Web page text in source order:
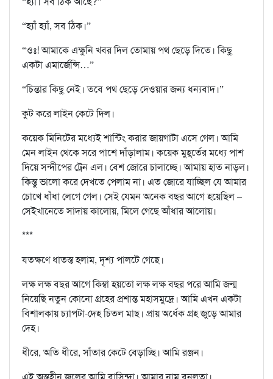
“হ‍্যাঁ হ‍্যাঁ, সব ঠিক।”
“ওঃ! আমাকে এক্ষুনি খবর দিল তোমায় পথ ছেড়ে দিতে। কিছু
একটা এমার্জেন্সি…”
“চিন্তার কিছু নেই। তবে পথ ছেড়ে দেওয়ার জন‍্য ধন‍্যবাদ।”
কুট করে লাইন কেটে দিল।
কয়েক মিনিটের মধ‍্যেই শান্টিং করার জায়গাটা এসে গেল। আমি
মেন লাইন থেকে সরে পাশে দাঁড়ালাম। কয়েক মুহূর্তের মধ‍্যে পাশ
দিয়ে সন্দীপের ট্রেন এল। বেশ জোরে চালাচ্ছে। আমায় হাত নাড়ল।
কিন্তু ভালো করে দেখতে পেলাম না। এত জোরে যাচ্ছিল যে আমার
চোখে ধাঁধা লেগে গেল। সেই যেমন অনেক বছর আগে হয়েছিল –
সেইখানেতে সাদায় কালোয়, মিলে গেছে আঁধার আলোয়।
***
যতক্ষণে ধাতস্ত হলাম, দৃশ‍্য পালটে গেছে।
লক্ষ লক্ষ বছর আগে কিম্বা হয়তো লক্ষ লক্ষ বছর পরে আমি জন্ম
নিয়েছি নতুন কোনো গ্রহের প্রশান্ত মহাসমুদ্রে। আমি এখন একটা
বিশালকায় চ‍্যাপটা-দেহ চিতল মাছ। প্রায় অর্ধেক গ্রহ জুড়ে আমার
দেহ।
ধীরে, অতি ধীরে, সাঁতার কেটে বেড়াচ্ছি। আমি রঞ্জন।